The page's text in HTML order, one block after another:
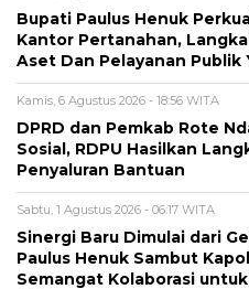
Bupati Paulus Henuk
Kantor Pertanahan,
Aset Dan Pelayanan Publik
Kamis, 6 Agustus 2026 - 18:56 WITA
DPRD dan Pemkab Rote
Sosial, RDPU Hasilkan
Penyaluran Bantuan
Sabtu, 1 Agustus 2026 - 06:17 WITA
Sinergi Baru Dimulai dari
Paulus Henuk Sambut
Semangat Kolaborasi